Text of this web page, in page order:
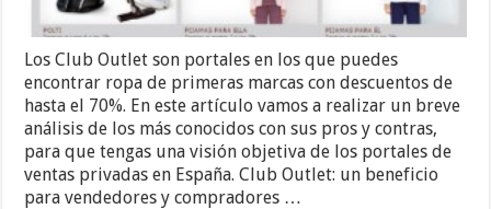
Los Club Outlet son portales en los que puedes
encontrar ropa de primeras marcas con descuentos de
hasta el 70%. En este artículo vamos a realizar un breve
análisis de los más conocidos con sus pros y contras,
para que tengas una visión objetiva de los portales de
ventas privadas en España. Club Outlet: un beneficio
para vendedores y compradores …